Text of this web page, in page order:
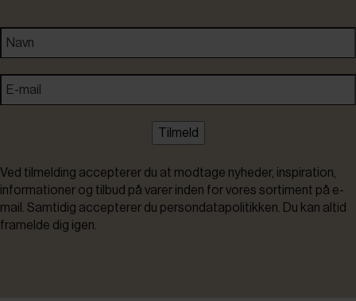
Tilmeld
Ved tilmelding accepterer du at modtage nyheder, inspiration,
informationer og tilbud på varer inden for vores sortiment på e-
mail. Samtidig accepterer du persondatapolitikken. Du kan altid
framelde dig igen.